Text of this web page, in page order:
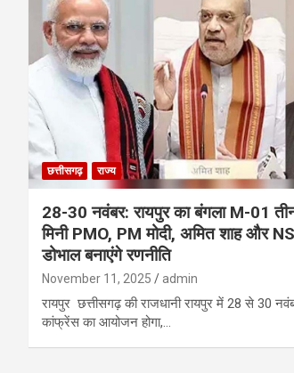
छत्तीसगढ़ राज्य
28-30 नवंबर: रायपुर का बंगला M-01
मिनी PMO, PM मोदी, अमित शाह और
डोभाल बनाएंगे रणनीति
November 11, 2025 admin
रायपुर छत्तीसगढ़ की राजधानी रायपुर में 28 से 30
कांफ्रेंस का आयोजन होगा,…